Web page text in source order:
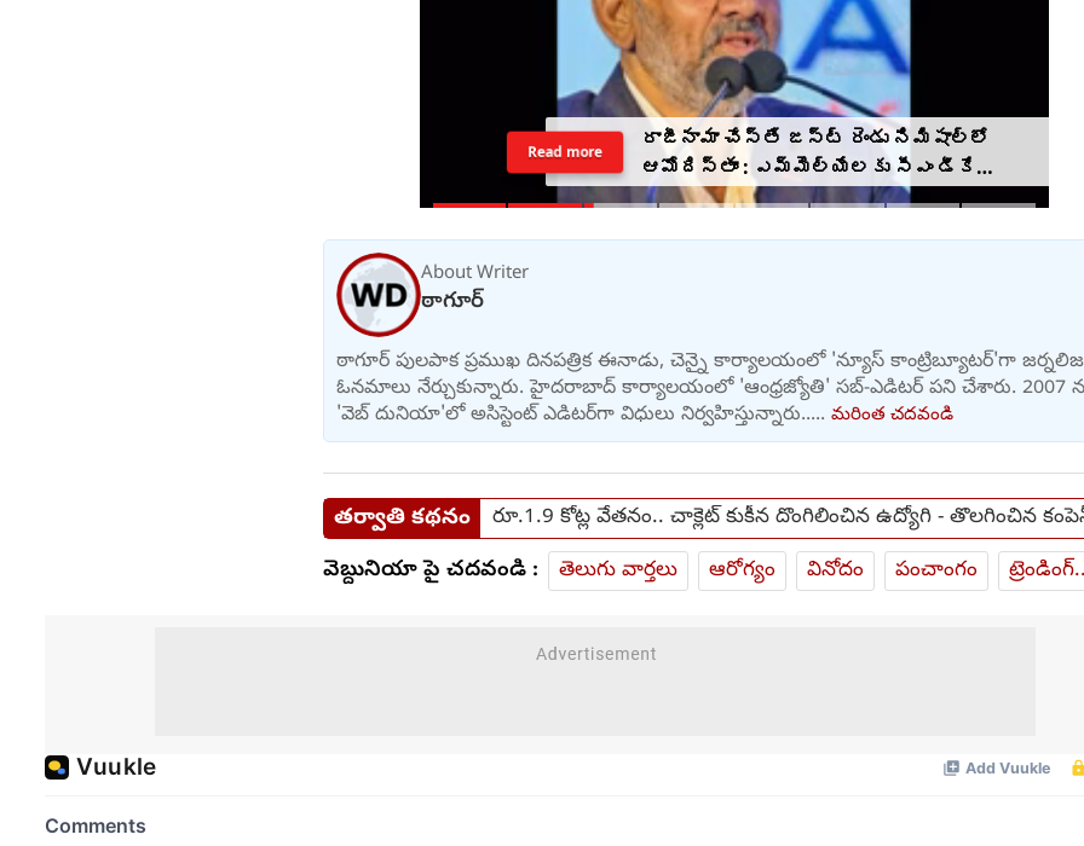
రాజీనామా చేస్తే జస్ట్ రెండు నిమిషాల్లో
ఆమోదిస్తాం : ఎమ్మెల్యేలకు సీఎం డీకే
హెచ్చరిక
Read more
About Writer
ఠాగూర్
ఠాగూర్ పులపాక ప్రముఖ దినపత్రిక ఈనాడు, చెన్నై కార్యాలయంలో 'న్యూస్ కాంట్రిబ్యూటర్‌'గా
ఓనమాలు నేర్చుకున్నారు. హైదరాబాద్ కార్యాలయంలో 'ఆంధ్రజ్యోతి' సబ్-ఎడిటర్ పని చేశారు. 2007
'వెబ్ దునియా'లో అసిస్టెంట్ ఎడిటర్‌‌గా విధులు నిర్వహిస్తున్నారు..... మరింత చదవండి
తర్వాతి కథనం రూ.1.9 కోట్ల వేతనం.. చాక్లెట్ కుకీన దొంగిలించిన ఉద్యోగి - తొలగించిన
వెబ్దునియా పై చదవండి : తెలుగు వార్తలు ఆరోగ్యం వినోదం పంచాంగం ట్రెండింగ్..